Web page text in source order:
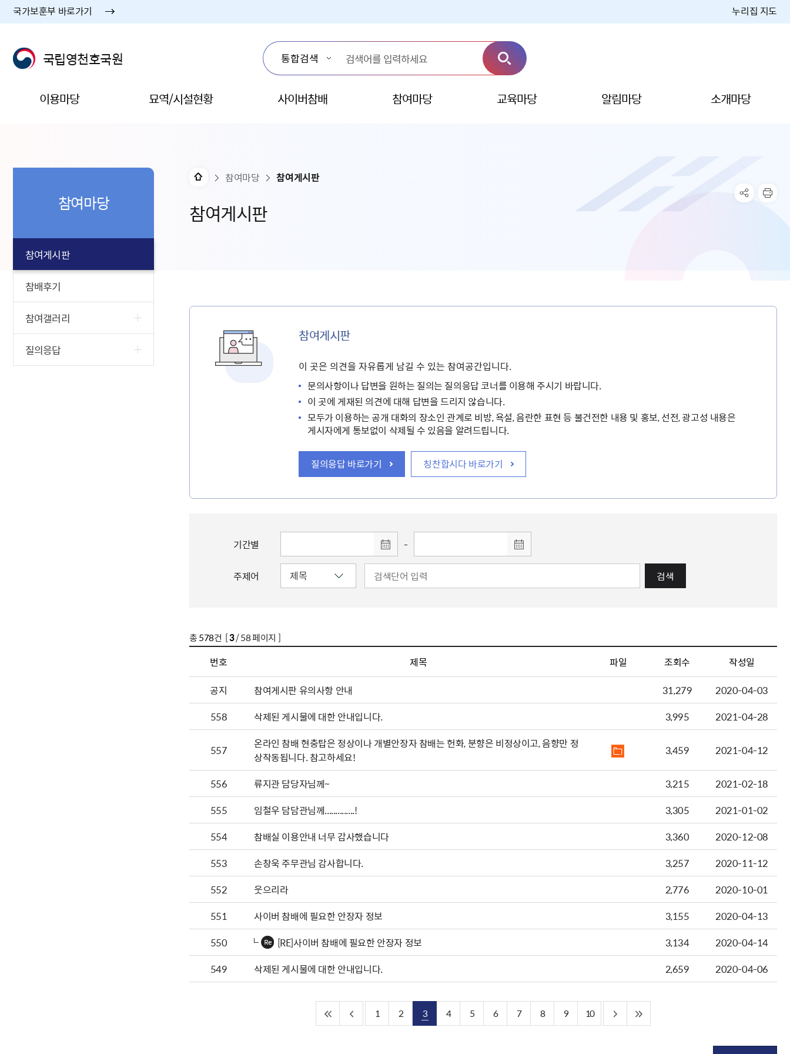
국가보훈부 바로가기 누리집 지도
국립영천호국원
이용마당 묘역/시설현황 사이버참배 참여마당 교육마당 알림마당 소개마당
참여게시판
참여마당 참여게시판
참여마당
참여게시판
참배후기
참여갤러리
질의응답
참여게시판
이 곳은 의견을 자유롭게 남길 수 있는 참여공간입니다.
문의사항이나 답변을 원하는 질의는 질의응답 코너를 이용해 주시기 바랍니다.
이 곳에 게재된 의견에 대해 답변을 드리지 않습니다.
모두가 이용하는 공개 대화의 장소인 관계로 비방, 욕설, 음란한 표현 등 불건전한 내용 및 홍보, 선전, 광고성 내용은
게시자에게 통보없이 삭제될 수 있음을 알려드립니다.
질의응답 바로가기 칭찬합시다 바로가기
기간별 -
주제어 검색
총578건 [3/ 58 페이지 ]
번호 제목 파일 조회수
작성일
공지
참여게시판 유의사항 안내 31,279
2020-04-03
558
삭제된 게시물에 대한 안내입니다. 3,995 2021-04-28
557
온라인 참배 현충탑은 정상이나 개별안장자 참배는 헌화, 분향은 비정상이고, 음향만 정
상작동됩니다. 참고하세요!
3,459 2021-04-12
556 류지관 담당자님께~ 3,215
2021-02-18
555
임철우 담담관님께..............! 3,305
2021-01-02
554
참배실 이용안내 너무 감사했습니다 3,360
2020-12-08
553
손창욱 주무관님 감사합니다. 3,257
2020-11-12
552
웃으리라 2,776
2020-10-01
551
사이버 참배에 필요한 안장자 정보 3,155
2020-04-13
550
[RE]사이버 참배에 필요한 안장자 정보 3,134
2020-04-14
549
삭제된 게시물에 대한 안내입니다. 2,659 2020-04-06
1 2 3 4 5 6 7 8 9 10